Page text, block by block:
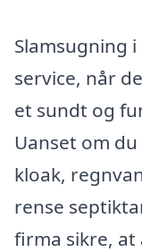
Slamsugning
service, når
et sundt og
Uanset om
kloak,
rense
firma sikre,